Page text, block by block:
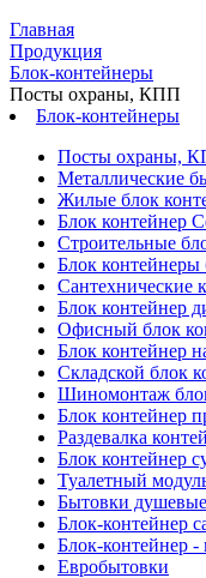
Главная
Продукция
Блок-контейнеры
Посты охраны, КПП
Блок-контейнеры
Посты охраны,
Металлические
Жилые блок
Блок контейнер
Строительные
Блок контейнеры
Сантехнические
Блок контейнер
Офисный блок
Блок контейнер
Складской блок
Шиномонтаж
Блок контейнер
Раздевалка
Блок контейнер
Туалетный
Бытовки душевые
Блок-контейнер
Блок-контейнер -
Евробытовки